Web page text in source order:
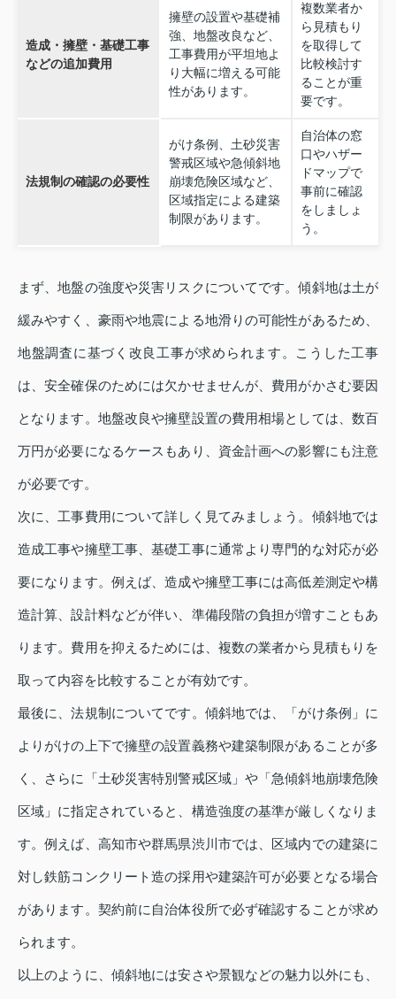
造成・擁壁・基礎工事
などの追加費用
擁壁の設置や基礎補
強、地盤改良など、
工事費用が平坦地よ
り大幅に増える可能
性があります。
複数業者か
ら見積もり
を取得して
比較検討す
ることが重
要です。
法規制の確認の必要性
がけ条例、土砂災害
警戒区域や急傾斜地
崩壊危険区域など、
区域指定による建築
制限があります。
自治体の窓
口やハザー
ドマップで
事前に確認
をしましょ
う。
まず、地盤の強度や災害リスクについてです。傾斜地は土が
緩みやすく、豪雨や地震による地滑りの可能性があるため、
地盤調査に基づく改良工事が求められます。こうした工事
は、安全確保のためには欠かせませんが、費用がかさむ要因
となります。地盤改良や擁壁設置の費用相場としては、数百
万円が必要になるケースもあり、資金計画への影響にも注意
が必要です。
次に、工事費用について詳しく見てみましょう。傾斜地では
造成工事や擁壁工事、基礎工事に通常より専門的な対応が必
要になります。例えば、造成や擁壁工事には高低差測定や構
造計算、設計料などが伴い、準備段階の負担が増すこともあ
ります。費用を抑えるためには、複数の業者から見積もりを
取って内容を比較することが有効です。
最後に、法規制についてです。傾斜地では、「がけ条例」に
よりがけの上下で擁壁の設置義務や建築制限があることが多
く、さらに「土砂災害特別警戒区域」や「急傾斜地崩壊危険
区域」に指定されていると、構造強度の基準が厳しくなりま
す。例えば、高知市や群馬県渋川市では、区域内での建築に
対し鉄筋コンクリート造の採用や建築許可が必要となる場合
があります。契約前に自治体役所で必ず確認することが求め
られます。
以上のように、傾斜地には安さや景観などの魅力以外にも、